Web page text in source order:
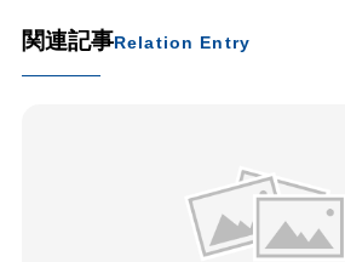
関連記事Relation Entry